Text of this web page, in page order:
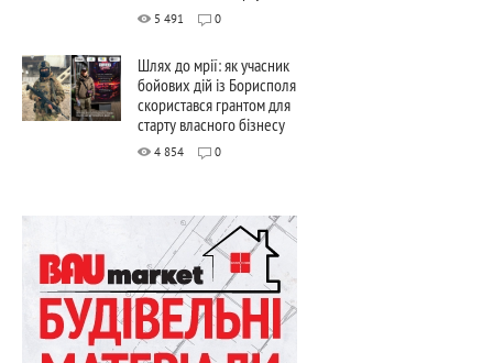
5 491 0
Шлях до мрії: як учасник
бойових дій із Борисполя
скористався грантом для
старту власного бізнесу
4 854 0